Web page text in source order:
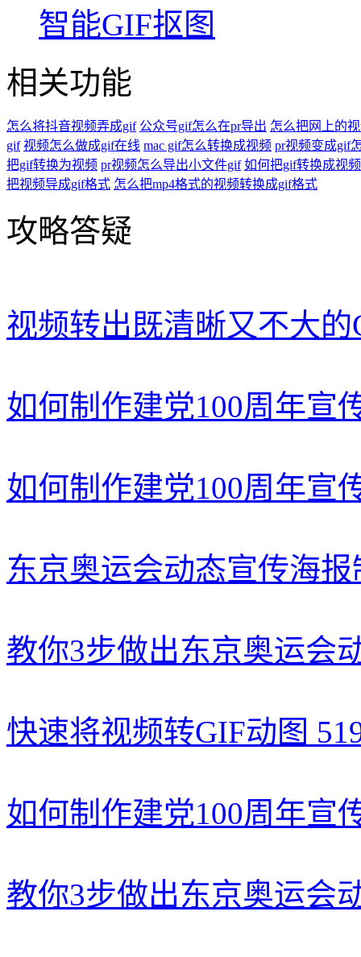
智能GIF抠图
相关功能
怎么将抖音视频弄成gif 公众号gif怎么在pr导出 怎么把网上的
gif 视频怎么做成gif在线 mac gif怎么转换成视频 pr视频变成gif
把gif转换为视频 pr视频怎么导出小文件gif 如何把gif转换成视
把视频导成gif格式 怎么把mp4格式的视频转换成gif格式
攻略答疑
视频转出既清晰又不大的
如何制作建党100周年宣
如何制作建党100周年宣
东京奥运会动态宣传海
教你3步做出东京奥运会
快速将视频转GIF动图
如何制作建党100周年宣
教你3步做出东京奥运会